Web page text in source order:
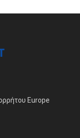
Europe